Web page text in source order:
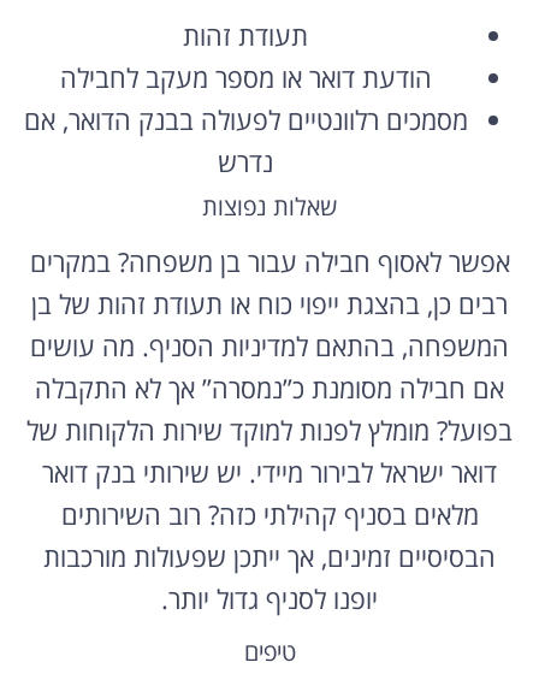
תעודת זהות
הודעת דואר או מספר מעקב לחבילה
מסמכים רלוונטיים לפעולה בבנק הדואר, אם
נדרש
שאלות נפוצות
אפשר לאסוף חבילה עבור בן משפחה? במקרים
רבים כן, בהצגת ייפוי כוח או תעודת זהות של בן
המשפחה, בהתאם למדיניות הסניף. מה עושים
אם חבילה מסומנת כ”נמסרה” אך לא התקבלה
בפועל? מומלץ לפנות למוקד שירות הלקוחות של
דואר ישראל לבירור מיידי. יש שירותי בנק דואר
מלאים בסניף קהילתי כזה? רוב השירותים
הבסיסיים זמינים, אך ייתכן שפעולות מורכבות
יופנו לסניף גדול יותר.
טיפים